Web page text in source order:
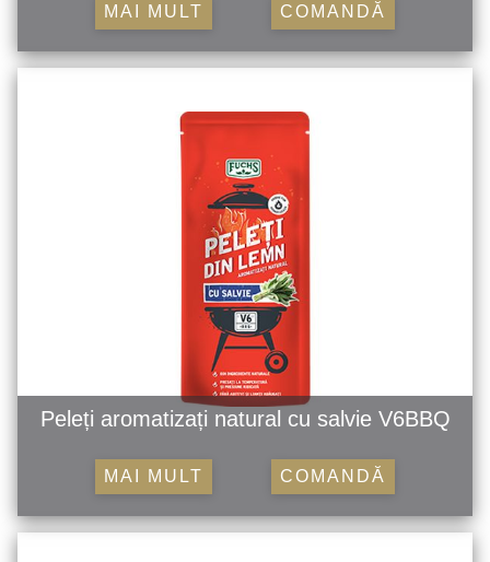
MAI MULT COMANDĂ
Peleți aromatizați natural cu salvie V6BBQ
MAI MULT COMANDĂ